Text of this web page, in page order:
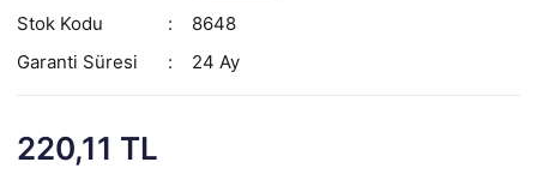
Stok Kodu
8648
Garanti Süresi
24 Ay
220,11 TL